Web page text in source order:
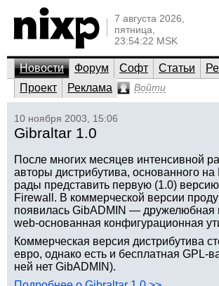
7 августа 2026,
пятница,
23:54:22 MSK
Новости Форум Софт Статьи
Проект
Реклама Войти
10 ноября 2003, 15:06
Gibraltar 1.0
После многих месяцев интенсивной
авторы дистрибутива, основанного на
рады представить первую (1.0)
Firewall. В коммерческой версии
появилась GibADMIN — дружелюбная
web-основанная конфигурационная
Коммерческая версия дистрибутива
евро, однако есть и бесплатная GPL-
ней нет GibADMIN).